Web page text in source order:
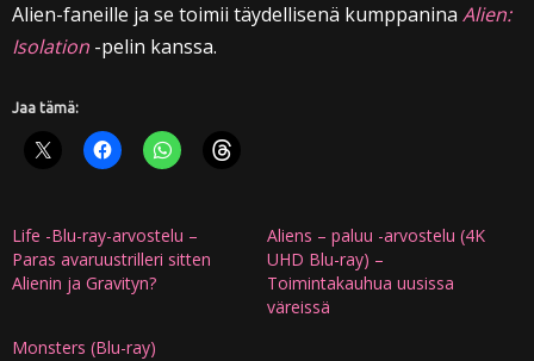
Alien-faneille ja se toimii täydellisenä kumppanina Alien:
Isolation -pelin kanssa.
Jaa tämä:
Life -Blu-ray-arvostelu –
Paras avaruustrilleri sitten
Alienin ja Gravityn?
Aliens – paluu -arvostelu (4K
UHD Blu-ray) –
Toimintakauhua uusissa
väreissä
Monsters (Blu-ray)